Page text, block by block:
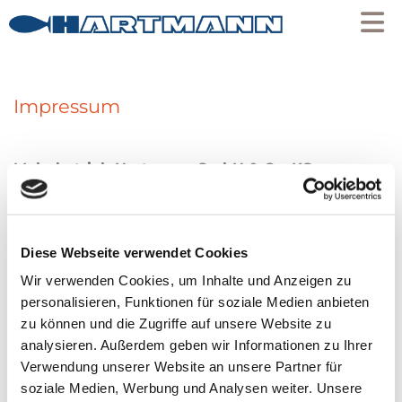
Diese Webseite verwendet Cookies
Wir verwenden Cookies, um Inhalte und Anzeigen zu
personalisieren, Funktionen für soziale Medien anbieten
zu können und die Zugriffe auf unsere Website zu
analysieren. Außerdem geben wir Informationen zu Ihrer
Verwendung unserer Website an unsere Partner für
soziale Medien, Werbung und Analysen weiter. Unsere
Impressum
Malerbetrieb Hartmann GmbH & Co. KG
Hofweg 7
97737 Gemünden am Main
E-Mail: info@hartmann-gemuenden.de
URL:
www.hartmann-gemuenden.de
Registergericht: Amtsgericht Würzburg
Registernummer: HRA 8381